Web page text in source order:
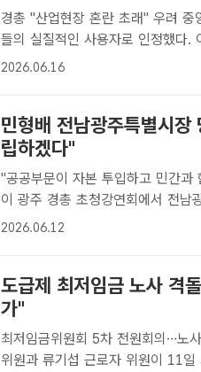
경총 "산업현장 혼란 초래" 우려 중앙노동위원회가 한화오션을 하청 노동자
들의 실질적인 사용자로 인정했다.
길 것이라는 우려가 나온다. /한화
2026.06.16
민형배 전남광주특별시장
립하겠다"
"공공부문이 자본 투입하고 민간과 함께 위
이 광주 경총 초청강연회에서 전남
민 당선인 인수위원회[더팩트ㅣ광
2026.06.12
도급제 최저임금 노사
가"
최저임금위원회 5차 전원회의…노사 평행선 최저임금위원회
위원과 류기섭 근로자 위원이 11